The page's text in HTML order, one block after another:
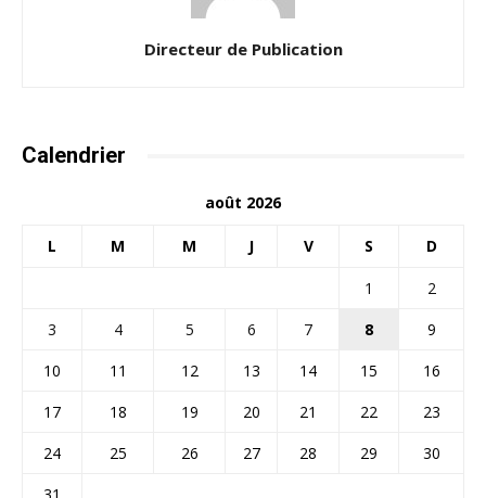
Directeur de Publication
Calendrier
août 2026
L M M J V S D
1
2
3
4 5 6 7 8
9
10
11 12 13 14 15
16
17
18 19 20 21 22
23
24
25 26 27 28 29
30